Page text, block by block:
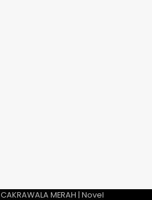
CAKRAWALA MERAH | Novel